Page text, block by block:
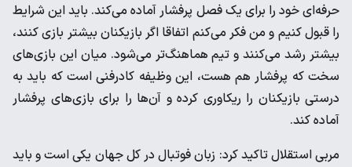
حرفه‌ای خود را برای یک فصل پرفشار آماده می‌کند. باید این شرایط
را قبول کنیم و من فکر می‌کنم اتفاقا اگر بازیکنان بیشتر بازی کنند،
بیشتر رشد می‌کنند و تیم هماهنگ‌تر می‌شود. میان این بازی‌های
سخت که پرفشار هم هست، این وظیفه کادرفنی است که باید به
درستی بازیکنان را ریکاوری کرده و آن‌ها را برای بازی‌های پرفشار
آماده کند.
مربی استقلال تاکید کرد: زبان فوتبال در کل جهان یکی است و باید